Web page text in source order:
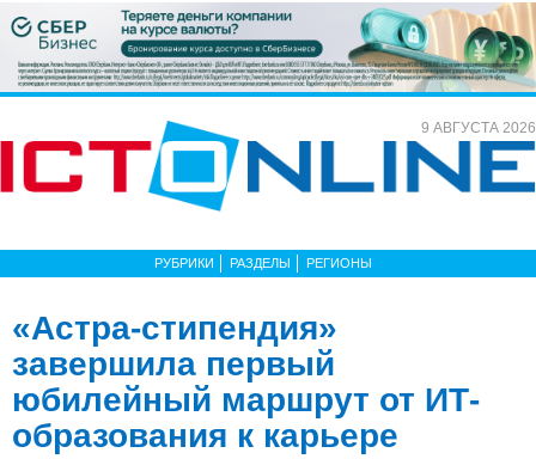
9 АВГУСТА 2026
РУБРИКИ РАЗДЕЛЫ РЕГИОНЫ
«Астра-стипендия»
завершила первый
юбилейный маршрут от ИТ-
образования к карьере